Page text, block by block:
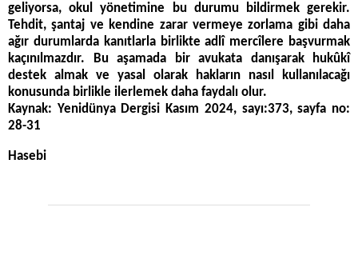
geliyorsa, okul yönetimine bu durumu bildirmek gerekir.
Tehdit, şantaj ve kendine zarar vermeye zorlama gibi daha
ağır durumlarda kanıtlarla birlikte adlî mercîlere başvurmak
kaçınılmazdır. Bu aşamada bir avukata danışarak hukûkî
destek almak ve yasal olarak hakların nasıl kullanılacağı
konusunda birlikle ilerlemek daha faydalı olur.
Kaynak: Yenidünya Dergisi Kasım 2024, sayı:373, sayfa no:
28-31
Hasebi